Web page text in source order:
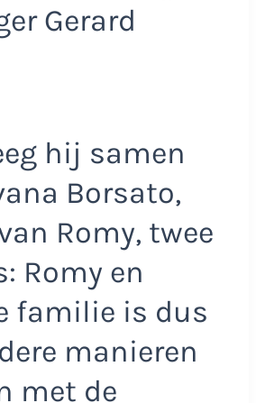
Gerard
hij samen
Borsato,
Romy, twee
Romy en
familie is dus
manieren
met de